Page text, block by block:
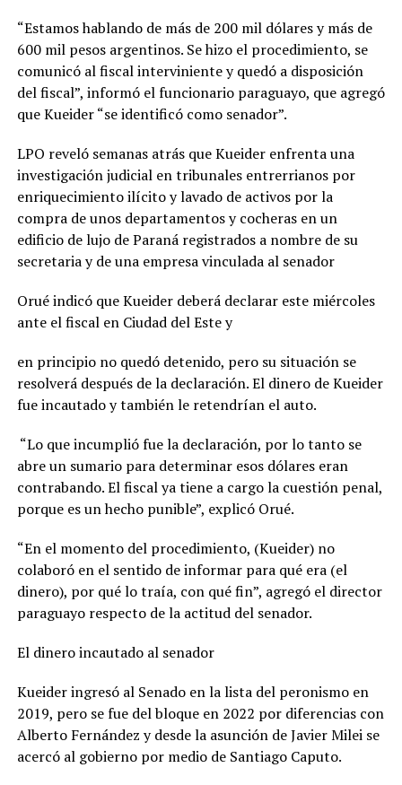
“Estamos hablando de más de 200 mil dólares y más de
600 mil pesos argentinos. Se hizo el procedimiento, se
comunicó al fiscal interviniente y quedó a disposición
del fiscal”, informó el funcionario paraguayo, que agregó
que Kueider “se identificó como senador”.
LPO reveló semanas atrás que Kueider enfrenta una
investigación judicial en tribunales entrerrianos por
enriquecimiento ilícito y lavado de activos por la
compra de unos departamentos y cocheras en un
edificio de lujo de Paraná registrados a nombre de su
secretaria y de una empresa vinculada al senador
Orué indicó que Kueider deberá declarar este miércoles
ante el fiscal en Ciudad del Este y
en principio no quedó detenido, pero su situación se
resolverá después de la declaración. El dinero de Kueider
fue incautado y también le retendrían el auto.
“Lo que incumplió fue la declaración, por lo tanto se
abre un sumario para determinar esos dólares eran
contrabando. El fiscal ya tiene a cargo la cuestión penal,
porque es un hecho punible”, explicó Orué.
“En el momento del procedimiento, (Kueider) no
colaboró en el sentido de informar para qué era (el
dinero), por qué lo traía, con qué fin”, agregó el director
paraguayo respecto de la actitud del senador.
El dinero incautado al senador
Kueider ingresó al Senado en la lista del peronismo en
2019, pero se fue del bloque en 2022 por diferencias con
Alberto Fernández y desde la asunción de Javier Milei se
acercó al gobierno por medio de Santiago Caputo.